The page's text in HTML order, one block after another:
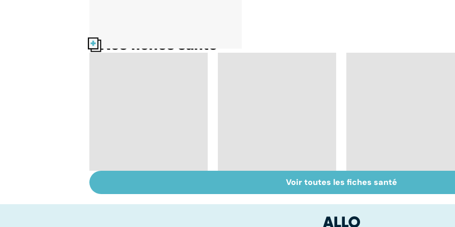
Nos fiches santé
si c'était un
Conjonctivite,
kératite, uvéite :
Faire du sport à
domicile, c'est facile
Voir toutes les fiches santé